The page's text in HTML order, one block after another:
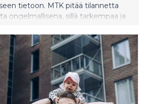
tietoon. MTK pitää tilannetta
ongelmallisena, sillä tarkempaa ja
ei hyödynnetä, peltoviljelyn
suuremmilta ja
ne ovatkaan.